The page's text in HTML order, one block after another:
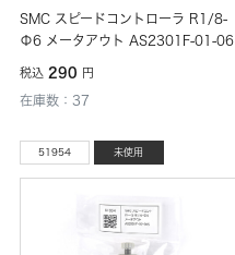
SMC スピードコントローラ R1/8-
Φ6 メータアウト AS2301F-01-06
税込 290 円
在庫数：37
51954 未使用